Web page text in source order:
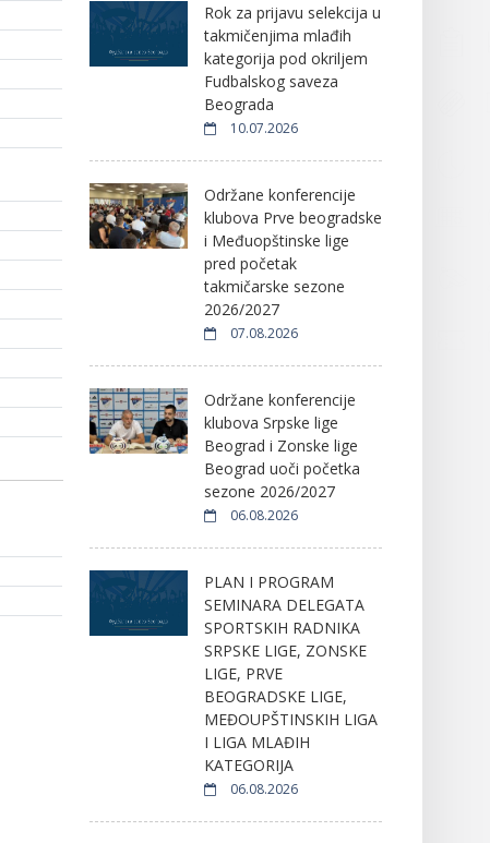
Rok za prijavu selekcija u
takmičenjima mlađih
kategorija pod okriljem
Fudbalskog saveza
Beograda
10.07.2026
Održane konferencije
klubova Prve beogradske
i Međuopštinske lige
pred početak
takmičarske sezone
2026/2027
07.08.2026
Održane konferencije
klubova Srpske lige
Beograd i Zonske lige
Beograd uoči početka
sezone 2026/2027
06.08.2026
PLAN I PROGRAM
SEMINARA DELEGATA
SPORTSKIH RADNIKA
SRPSKE LIGE, ZONSKE
LIGE, PRVE
BEOGRADSKE LIGE,
MEĐOUPŠTINSKIH LIGA
I LIGA MLAĐIH
KATEGORIJA
06.08.2026